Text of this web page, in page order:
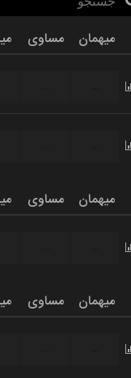
مساوی میهمان
مساوی میهمان
مساوی میهمان